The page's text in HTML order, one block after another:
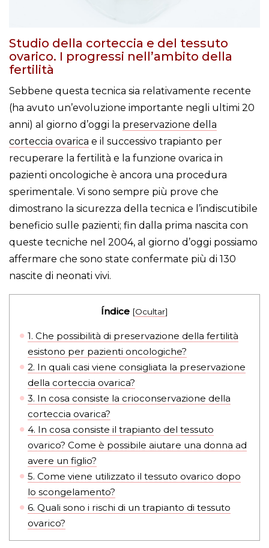
Studio della corteccia e del tessuto
ovarico. I progressi nell’ambito della
fertilità
Sebbene questa tecnica sia relativamente recente
(ha avuto un’evoluzione importante negli ultimi 20
anni) al giorno d’oggi la preservazione della
corteccia ovarica e il successivo trapianto per
recuperare la fertilità e la funzione ovarica in
pazienti oncologiche è ancora una procedura
sperimentale. Vi sono sempre più prove che
dimostrano la sicurezza della tecnica e l’indiscutibile
beneficio sulle pazienti; fin dalla prima nascita con
queste tecniche nel 2004, al giorno d’oggi possiamo
affermare che sono state confermate più di 130
nascite di neonati vivi.
Índice [Ocultar]
1. Che possibilità di preservazione della fertilità
esistono per pazienti oncologiche?
2. In quali casi viene consigliata la preservazione
della corteccia ovarica?
3. In cosa consiste la crioconservazione della
corteccia ovarica?
4. In cosa consiste il trapianto del tessuto
ovarico? Come è possibile aiutare una donna ad
avere un figlio?
5. Come viene utilizzato il tessuto ovarico dopo
lo scongelamento?
6. Quali sono i rischi di un trapianto di tessuto
ovarico?